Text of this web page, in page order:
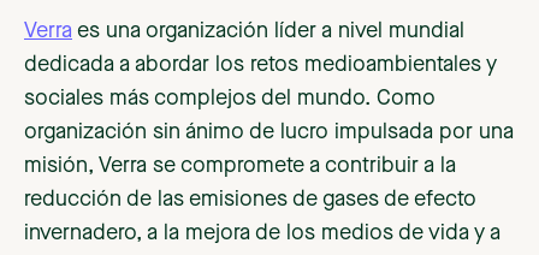
Verra es una organización líder a nivel mundial
dedicada a abordar los retos medioambientales y
sociales más complejos del mundo. Como
organización sin ánimo de lucro impulsada por una
misión, Verra se compromete a contribuir a la
reducción de las emisiones de gases de efecto
invernadero, a la mejora de los medios de vida y a